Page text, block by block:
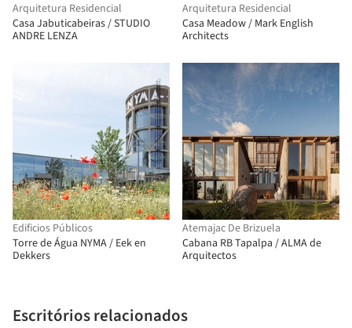
Arquitetura Residencial
Casa Jabuticabeiras / STUDIO
ANDRE LENZA
Arquitetura Residencial
Casa Meadow / Mark English
Architects
Edificios Públicos
Torre de Água NYMA / Eek en
Dekkers
Escritórios relacionados
Atemajac De Brizuela
Cabana RB Tapalpa / ALMA de
Arquitectos